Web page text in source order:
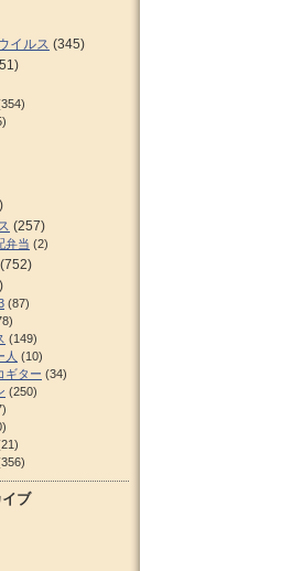
イルス (345)
(257)
弁当 (2)
(752)
(87)
(149)
人 (10)
ギター (34)
(250)
ブ